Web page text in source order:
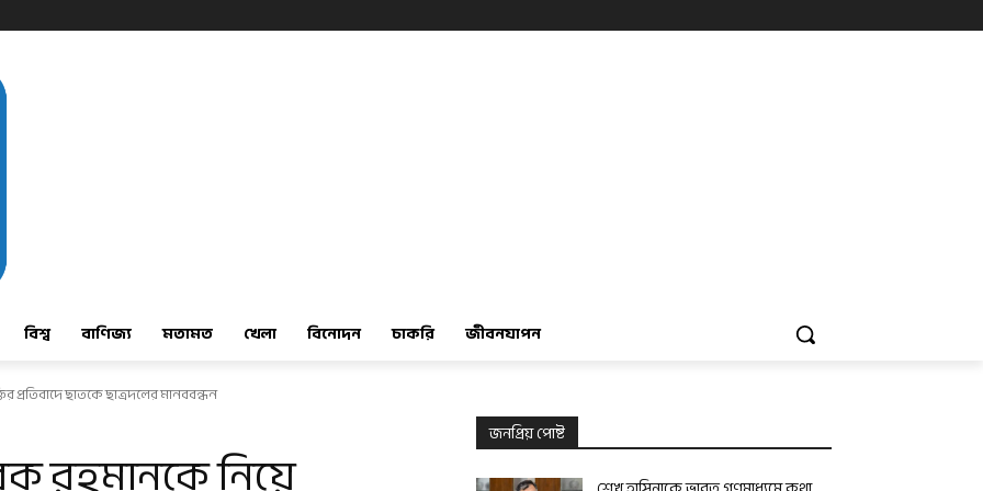
বিশ্ব বাণিজ্য মতামত খেলা বিনোদন চাকরি জীবনযাপন
প্রতিবাদে ছাতকে ছাত্রদলের মানববন্ধন
জনপ্রিয় পোষ্ট